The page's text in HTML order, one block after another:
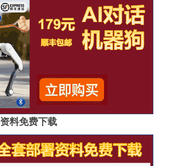
料免费下载